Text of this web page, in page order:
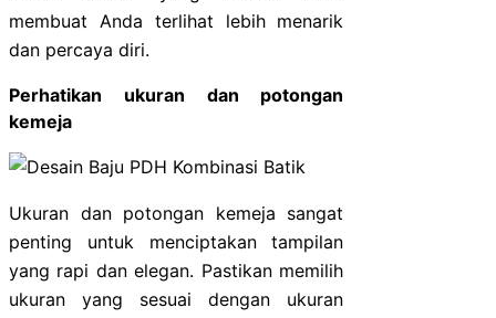
membuat Anda terlihat lebih menarik
dan percaya diri.
Perhatikan ukuran dan potongan
kemeja
Ukuran dan potongan kemeja sangat
penting untuk menciptakan tampilan
yang rapi dan elegan. Pastikan memilih
ukuran yang sesuai dengan ukuran